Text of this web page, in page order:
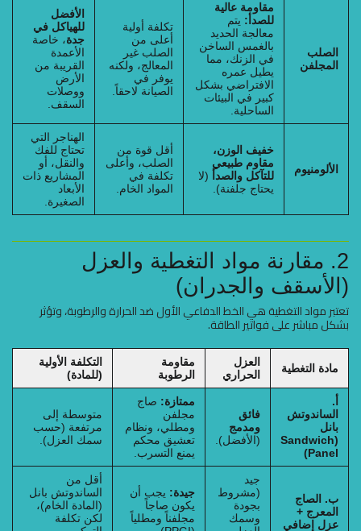
الصلب
المجلفن
مقاومة عالية
للصدأ:يتم
معالجة الحديد
بالغمس الساخن
في الزنك، مما
يطيل عمره
الافتراضي بشكل
كبير في البيئات
الساحلية.
تكلفة أولية
أعلى من
الصلب غير
المعالج، ولكنه
يوفر في
الصيانة لاحقاً.
الأفضل
للهياكل في
جدة، خاصة
الأعمدة
القريبة من
الأرض
ووصلات
السقف.
الألومنيوم
خفيف الوزن،
مقاوم طبيعي
للتآكل والصدأ(لا
يحتاج جلفنة).
أقل قوة من
الصلب، وأعلى
تكلفة في
المواد الخام.
الهناجر التي
تحتاج للفك
والنقل، أو
المشاريع ذات
الأبعاد
الصغيرة.
2. مقارنة مواد التغطية والعزل
(الأسقف والجدران)
تعتبر مواد التغطية هي الخط الدفاعي الأول ضد الحرارة والرطوبة، وتؤثر
بشكل مباشر على فواتير الطاقة.
مادة التغطية
العزل
الحراري
مقاومة
الرطوبة
التكلفة الأولية
(للمادة)
الساندوتش
بانل
(Sandwich
Panel)
فائق
ومدمج
(الأفضل).
ممتازة: صاج
مجلفن
ومطلي، ونظام
تعشيق محكم
يمنع التسرب.
متوسطة إلى
مرتفعة (حسب
سمك العزل).
ب. الصاج
المعرج +
عزل إضافي
جيد
(مشروط
بجودة
وسمك
جيدة:يجب أن
يكون صاجاً
مجلفناً ومطلياً
أقل من
الساندوتش بانل
(المادة الخام)،
لكن تكلفة